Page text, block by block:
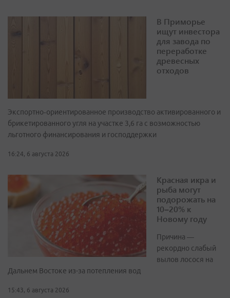
В Приморье
ищут инвестора
для завода по
переработке
древесных
отходов
Экспортно‑ориентированное производство активированного и
брикетированного угля на участке 3,6 га с возможностью
льготного финансирования и господдержки
16:24, 6 августа 2026
Красная икра и
рыба могут
подорожать на
10–20% к
Новому году
Причина —
рекордно слабый
вылов лосося на
Дальнем Востоке из-за потепления вод
15:43, 6 августа 2026